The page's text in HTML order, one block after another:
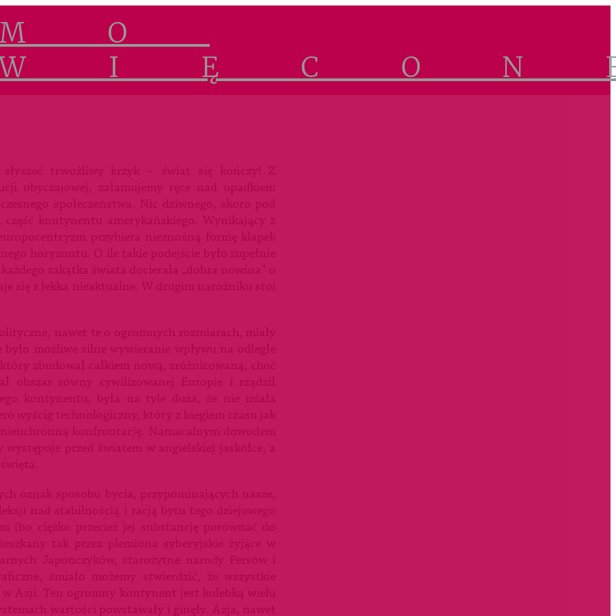
trwożliwy krzyk – świat się kończy! Z
obyczajowej, załamujemy ręce nad upadkiem
społeczeństwa. Nic dziwnego, skoro pod
kontynentu amerykańskiego. Wynikający z
przybiera nieznośną formę klapek
horyzontu. O ile takie podejście było zupełnie
zakątka świata docierała „dobra nowina” o
się z lekka nieaktualne. W drugim narożniku stoi
nawet te o ogromnych rozmiarach, miały
możliwe silne wywieranie wpływu na odległe
zbudował całkiem nową, zróżnicowaną, choć
obszar równy cywilizowanej Europie i rządził
kontynentu, była na tyle duża, że nie miała
wyścig technologiczny, który z biegiem czasu jak
konfrontację. Namacalnym dowodem
przed światem w angielskiej jaskółce, a
oznak sposobu bycia, przypominających nasze,
nad stabilnością i racją bytu tego dziejowego
(bo ciężko przecież jej substancję porównać do
tak przez plemiona syberyjskie żyjące w
Japończyków, starożytne narody Persów i
śmiało możemy stwierdzić, że wszystkie
w Azji. Ten ogromny kontynent jest kolebką wielu
wartości powstawały i ginęły. Azja, nawet